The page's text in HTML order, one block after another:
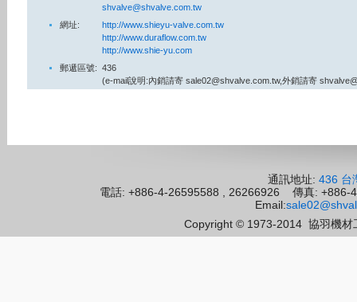
shvalve@shvalve.com.tw
網址:
http://www.shieyu-valve.com.tw
http://www.duraflow.com.tw
http://www.shie-yu.com
郵遞區號: 436
(e-mail說明:內銷請寄 sale02@shvalve.com.tw,外銷請寄
通訊地址: 436 台
電話: +886-4-26595588 , 26266926 傳真:
Email:
Copyright © 1973-2014 協羽機材